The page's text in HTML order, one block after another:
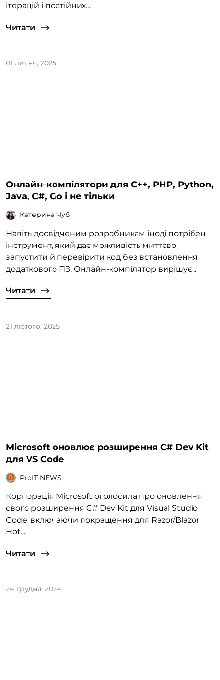
ітерацій і постійних...
Читати
01 липня, 2025
Онлайн-компілятори для C++, PHP, Python,
Java, C#, Go і не тільки
Катерина Чуб
Навіть досвідченим розробникам іноді потрібен
інструмент, який дає можливість миттєво
запустити й перевірити код без встановлення
додаткового ПЗ. Онлайн-компілятор вирішує...
Читати
21 лютого, 2025
Microsoft оновлює розширення C# Dev Kit
для VS Code
ProIT NEWS
Корпорація Microsoft оголосила про оновлення
свого розширення C# Dev Kit для Visual Studio
Code, включаючи покращення для Razor/Blazor
Hot...
Читати
24 грудня, 2024